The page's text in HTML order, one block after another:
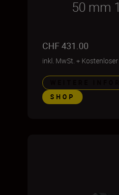
50 mm
CHF 431.00
inkl. MwSt. +
SHOP